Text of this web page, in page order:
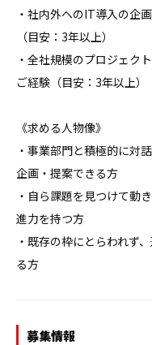
・社内外へのIT導入の企
（目安：3年以上）
・全社規模のプロジェク
ご経験（目安：3年以上）
《求める人物像》
・事業部門と積極的に対
企画・提案できる方
・自ら課題を見つけて動
進力を持つ方
・既存の枠にとらわれず
る方
募集情報